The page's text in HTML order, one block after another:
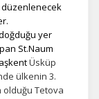
yer
St.Naum
Üsküp
ülkenin 3.
Tetova